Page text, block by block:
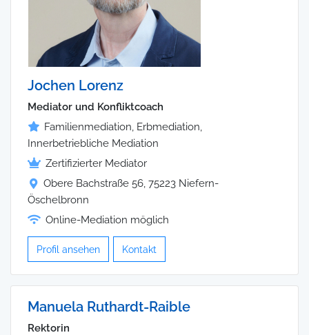
Jochen Lorenz
Mediator und Konfliktcoach
Familienmediation, Erbmediation,
Innerbetriebliche Mediation
Zertifizierter Mediator
Obere Bachstraße 56, 75223 Niefern-
Öschelbronn
Online-Mediation möglich
Profil ansehen Kontakt
Manuela Ruthardt-Raible
Rektorin